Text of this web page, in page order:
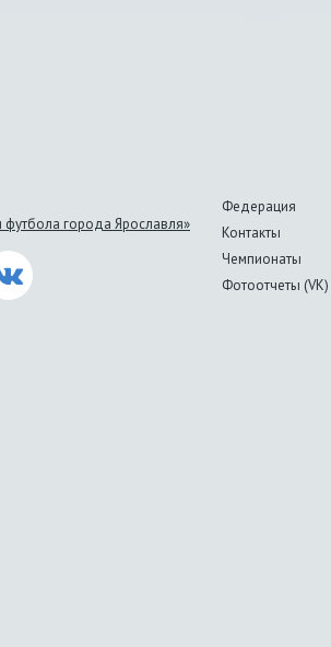
города Ярославля»
Федерация
Контакты
Чемпионаты
Фотоотчеты (VK)